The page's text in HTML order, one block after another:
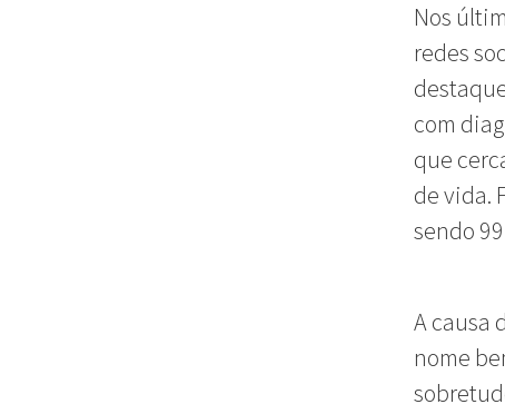
Nos
redes
com
que
de vida.
sendo
A causa
nome